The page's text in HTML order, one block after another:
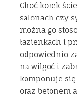
Choć korek
salonach czy
można go
łazienkach i
odpowiednio
na wilgoć i
komponuje się
oraz betonem